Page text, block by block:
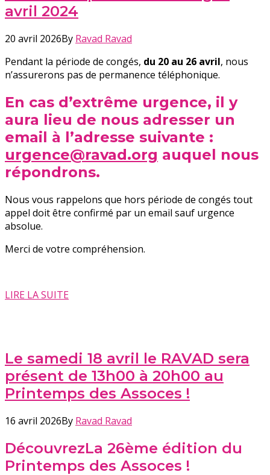
avril 2024
20 avril 2026By Ravad Ravad
Pendant la période de congés, du 20 au 26 avril, nous
n’assurerons pas de permanence téléphonique.
En cas d’extrême urgence, il y
aura lieu de nous adresser un
email à l’adresse suivante :
urgence@ravad.org auquel nous
répondrons.
Nous vous rappelons que hors période de congés tout
appel doit être confirmé par un email sauf urgence
absolue.
Merci de votre compréhension.
LIRE LA SUITE
Le samedi 18 avril le RAVAD sera
présent de 13h00 à 20h00 au
Printemps des Assoces !
16 avril 2026By Ravad Ravad
DécouvrezLa 26ème édition du
Printemps des Assoces !